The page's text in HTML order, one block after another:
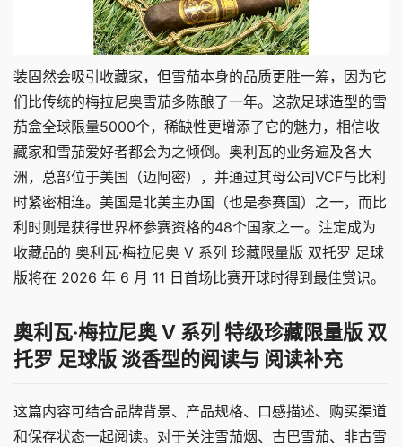
装固然会吸引收藏家，但雪茄本身的品质更胜一筹，因为它
们比传统的梅拉尼奥雪茄多陈酿了一年。这款足球造型的雪
茄盒全球限量5000个，稀缺性更增添了它的魅力，相信收
藏家和雪茄爱好者都会为之倾倒。 奥利瓦的业务遍及各大
洲，总部位于美国（迈阿密），并通过其母公司VCF与比利
时紧密相连。美国是北美主办国（也是参赛国）之一，而比
利时则是获得世界杯参赛资格的48个国家之一。 注定成为
收藏品的 奥利瓦·梅拉尼奥 V 系列 珍藏限量版 双托罗 足球
版将在 2026 年 6 月 11 日首场比赛开球时得到最佳赏识。
奥利瓦·梅拉尼奥 V 系列 特级珍藏限量版 双
托罗 足球版 淡香型的阅读与 阅读补充
这篇内容可结合品牌背景、产品规格、口感描述、购买渠道
和保存状态一起阅读。对于关注雪茄烟、古巴雪茄、非古雪